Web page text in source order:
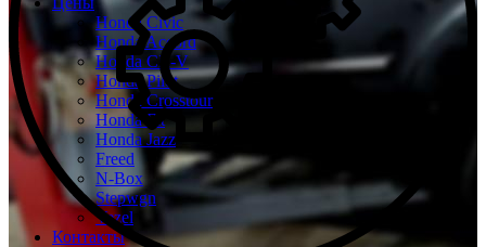
Honda Civic
Honda Accord
Honda CR-V
Honda Pilot
Honda Crosstour
Honda Fit
Honda Jazz
Freed
N-Box
Stepwgn
Vezel
Контакты